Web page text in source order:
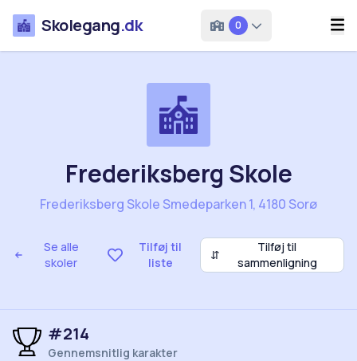
Skolegang.dk 0
Se alle
skoler
Tilføj til
liste
⇵
Tilføj til
sammenligning
Frederiksberg Skole
Frederiksberg Skole Smedeparken 1, 4180 Sorø
#214
Gennemsnitlig karakter